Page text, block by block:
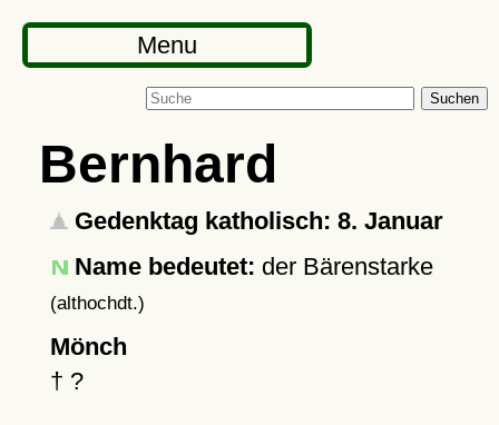
Menu
Suchen
Bernhard
Gedenktag katholisch: 8. Januar
Name bedeutet: der Bärenstarke
(althochdt.)
Mönch
† ?